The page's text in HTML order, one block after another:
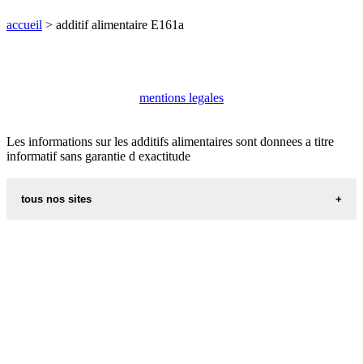
accueil > additif alimentaire E161a
mentions legales
Les informations sur les additifs alimentaires sont donnees a titre
informatif sans garantie d exactitude
tous nos sites